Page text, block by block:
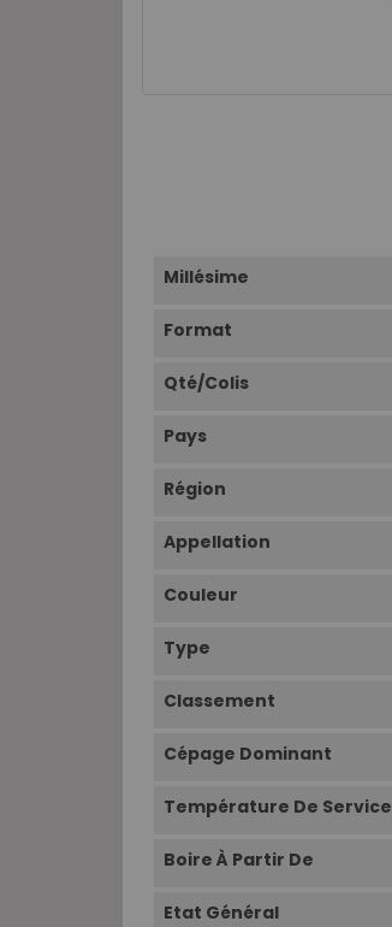
Millésime
Format
Qté/Colis
Pays
Région
Appellation
Couleur
Type
Classement
Cépage Dominant
Température De Service
Boire À Partir De
Etat Général